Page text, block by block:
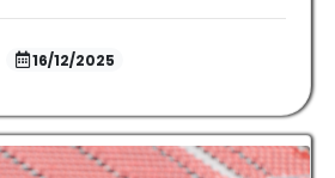
16/12/2025